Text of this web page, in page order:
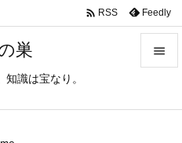
巣
識は宝なり。

 RSS Feedly